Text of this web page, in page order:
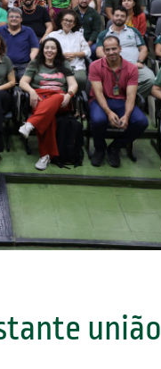
união